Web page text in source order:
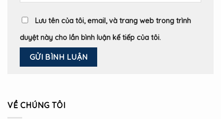
Lưu tên của tôi, email, và trang web trong trình
duyệt này cho lần bình luận kế tiếp của tôi.
VỀ CHÚNG TÔI